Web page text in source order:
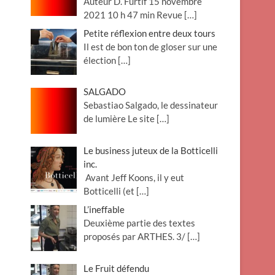
2021 10 h 47 min Revue […]
Petite réflexion entre deux tours
Il est de bon ton de gloser sur une
élection […]
SALGADO
Sebastiao Salgado, le dessinateur
de lumière Le site […]
Le business juteux de la Botticelli
inc.
Avant Jeff Koons, il y eut
Botticelli (et […]
L’ineffable
Deuxième partie des textes
proposés par ARTHES. 3/ […]
Le Fruit défendu